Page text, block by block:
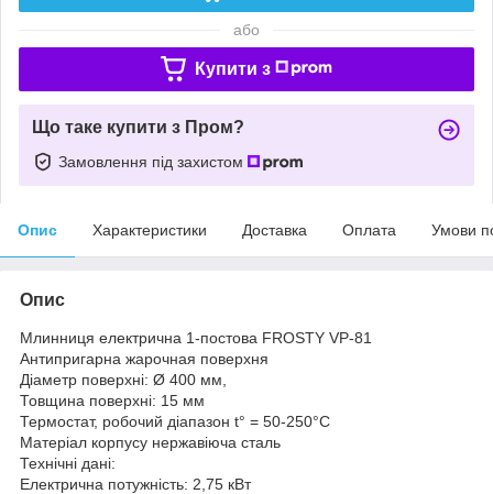
або
Купити з
Що таке купити з Пром?
Замовлення під захистом
Опис Характеристики Доставка Оплата Умови
Опис
Млинниця електрична 1-постова FROSTY VP-81
Антипригарна жарочная поверхня
Діаметр поверхні: Ø 400 мм,
Товщина поверхні: 15 мм
Термостат, робочий діапазон t° = 50-250°C
Матеріал корпусу нержавіюча сталь
Технічні дані:
Електрична потужність: 2,75 кВт